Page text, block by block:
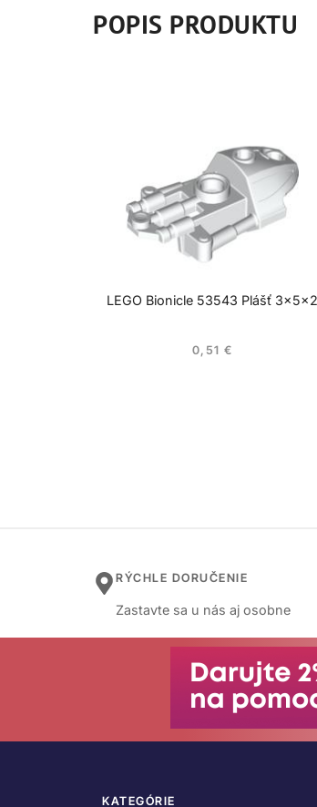
POPIS PRODUKTU
LEGO Bionicle 53543 Plášť 3x5x2
0,51€
RÝCHLE DORUČENIE
Zastavte sa u nás aj osobne
KATEGÓRIE